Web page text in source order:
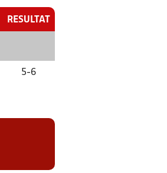
RESULTAT
5-6